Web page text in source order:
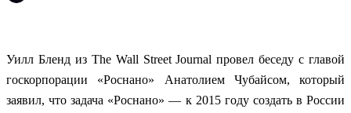
Уилл Бленд из The Wall Street Journal провел беседу с главой
госкорпорации «Роснано» Анатолием Чубайсом, который
заявил, что задача «Роснано» — к 2015 году создать в России